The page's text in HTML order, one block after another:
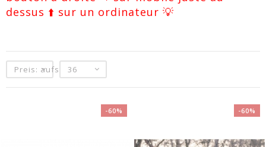
dessus ⬆️ sur un ordinateur 💡
Preis: aufsteigend
36
-60% -60%